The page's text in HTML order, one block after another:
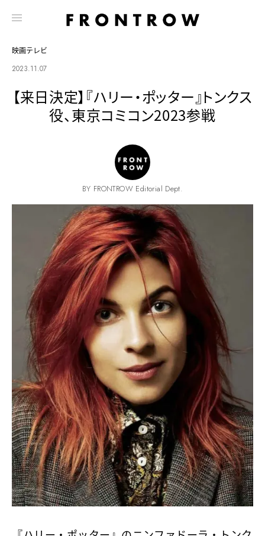
映画テレビ
2023.11.07
【来日決定】『ハリー・ポッター』トンクス
役、東京コミコン2023参戦
BY FRONTROW Editorial Dept.